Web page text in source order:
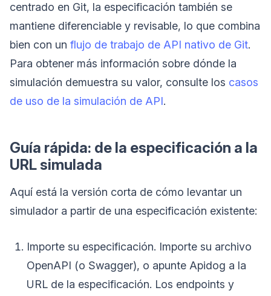
centrado en Git, la especificación también se
mantiene diferenciable y revisable, lo que combina
bien con un flujo de trabajo de API nativo de Git.
Para obtener más información sobre dónde la
simulación demuestra su valor, consulte los casos
de uso de la simulación de API.
Guía rápida: de la especificación a la
URL simulada
Aquí está la versión corta de cómo levantar un
simulador a partir de una especificación existente:
Importe su especificación. Importe su archivo
OpenAPI (o Swagger), o apunte Apidog a la
URL de la especificación. Los endpoints y